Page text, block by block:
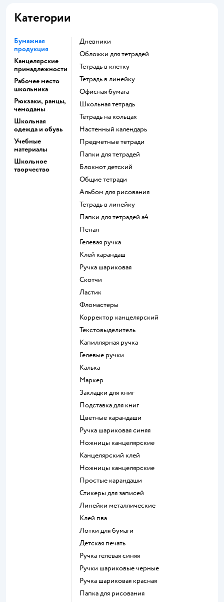
Категории
Бумажная
продукция
Канцелярские
принадлежности
Рабочее место
школьника
Рюкзаки, ранцы,
чемоданы
Школьная
одежда и обувь
Учебные
материалы
Школьное
творчество
Дневники
Обложки для тетрадей
Тетрадь в клетку
Тетрадь в линейку
Офисная бумага
Школьная тетрадь
Тетрадь на кольцах
Настенный календарь
Предметные тетради
Папки для тетрадей
Блокнот детский
Общие тетради
Альбом для рисования
Тетрадь в линейку
Папки для тетрадей а4
Пенал
Гелевая ручка
Клей карандаш
Ручка шариковая
Скотчи
Ластик
Фломастеры
Корректор канцелярский
Текстовыделитель
Капиллярная ручка
Гелевые ручки
Калька
Маркер
Закладки для книг
Подставка для книг
Цветные карандаши
Ручка шариковая синяя
Ножницы канцелярские
Канцелярский клей
Ножницы канцелярские
Простые карандаши
Стикеры для записей
Линейки металлические
Клей пва
Лотки для бумаги
Детская печать
Ручка гелевая синяя
Ручки шариковые черные
Ручка шариковая красная
Папка для рисования